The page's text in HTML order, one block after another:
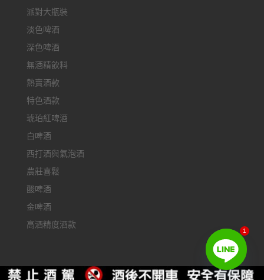
派對大瓶裝
淡色啤酒
深色啤酒
無酒精飲料
熱賣酒款
特色酒款
琥珀紅啤酒
白啤酒
西打酒與氣泡酒
農莊喜鬆
酸啤酒
金啤酒
高酒精度酒款
1